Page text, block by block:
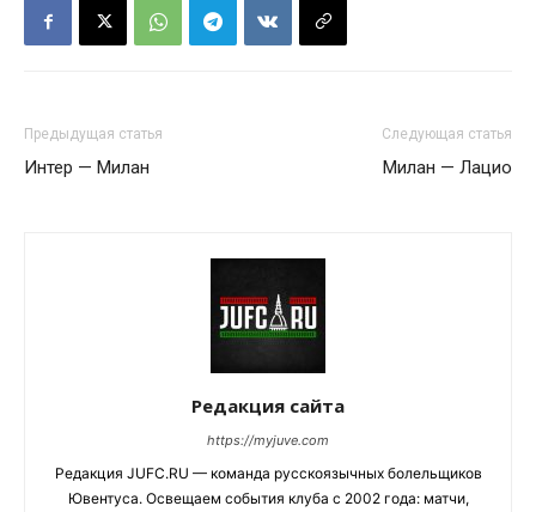
Предыдущая статья
Интер — Милан
Следующая статья
Милан — Лацио
Редакция сайта
https://myjuve.com
Редакция JUFC.RU — команда русскоязычных болельщиков
Ювентуса. Освещаем события клуба с 2002 года: матчи,